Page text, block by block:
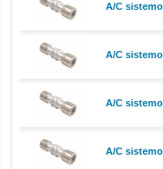
A/C
A/C
A/C
A/C